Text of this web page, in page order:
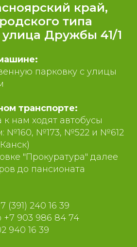
край,
типа
улица Дружбы 41/1
парковку с улицы
транспорте:
к нам ходят автобусы
№160, №173, №522 и №612
"Прокуратура" далее
до пансионата
(391) 240 16 39
+7 903 986 84 74
940 16 39